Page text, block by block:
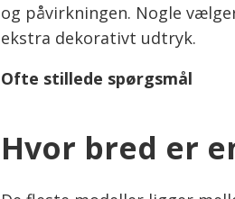
og påvirkningen. Nogle
ekstra dekorativt udtryk.
Ofte stillede spørgsmål
Hvor bred er